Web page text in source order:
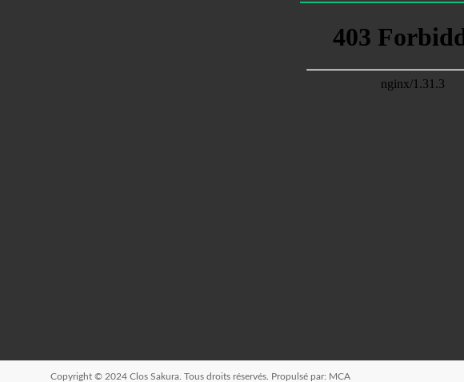
Copyright © 2024 Clos Sakura. Tous droits réservés. Propulsé par: MCA